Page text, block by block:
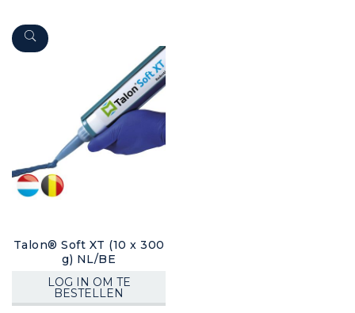
Talon® Soft XT (10 x 300
g) NL/BE
LOG IN OM TE
BESTELLEN